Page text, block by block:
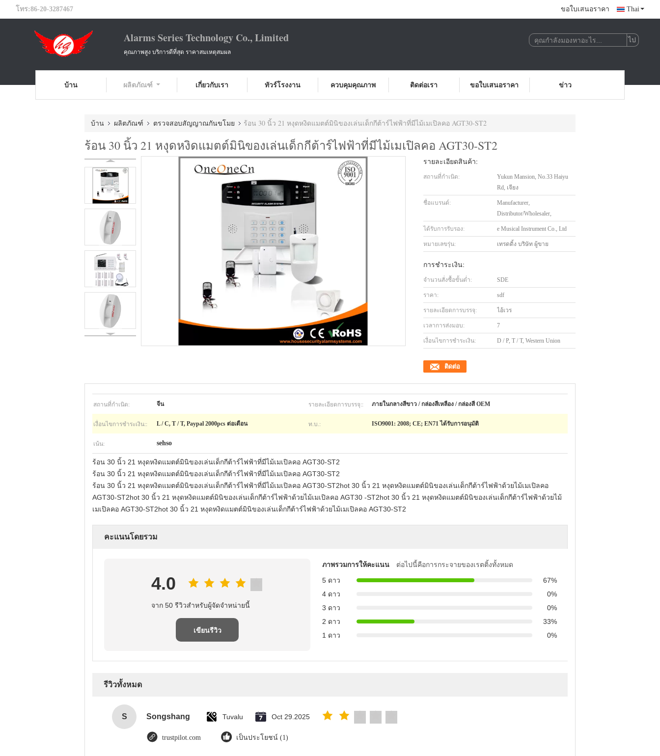
โทร:86-20-3287467 ขอใบเสนอราคา Thai
Alarms Series Technology Co., Limited
คุณภาพสูง บริการดีที่สุด ราคาสมเหตุสมผล
บ้าน ผลิตภัณฑ์ เกี่ยวกับเรา ทัวร์โรงงาน ควบคุมคุณภาพ ติดต่อเรา ขอใบเสนอราคา ข่าว
บ้าน ผลิตภัณฑ์ ตรวจสอบสัญญาณกันขโมย ร้อน 30 นิ้ว 21 หงุดหงิดแมตต์มินิของเล่นเด็กกีต้าร์ไฟฟ้าที่มีไม้เมเปิลคอ AGT30-ST2
ร้อน 30 นิ้ว 21 หงุดหงิดแมตต์มินิของเล่นเด็กกีต้าร์ไฟฟ้าที่มีไม้เมเปิลคอ AGT30-ST2
รายละเอียดสินค้า:
สถานที่กำเนิด:
Yukun Mansion, No.33 Haiyu
Rd, เจียง
ชื่อแบรนด์:
Manufacturer,
Distributor/Wholesaler,
ได้รับการรับรอง: e Musical Instrument Co., Ltd
หมายเลขรุ่น: เทรดดิ้ง บริษัท ผู้ขาย
การชำระเงิน:
จำนวนสั่งซื้อขั้นต่ำ: SDE
ราคา: sdf
รายละเอียดการบรรจุ: ไอ้เวร
เวลาการส่งมอบ: 7
เงื่อนไขการชำระเงิน: D / P, T / T, Western Union
ติดต่อ
สถานที่กำเนิด: จีน รายละเอียดการบรรจุ:: ภายในกลางสีขาว / กล่องสีเหลือง / กล่องสี OEM
เงื่อนไขการชำระเงิน:: L / C, T / T, Paypal 2000pcs ต่อเดือน ท.บ.: ISO9001: 2008; CE; EN71 ได้รับการอนุมัติ
เน้น: sehso
ร้อน 30 นิ้ว 21 หงุดหงิดแมตต์มินิของเล่นเด็กกีต้าร์ไฟฟ้าที่มีไม้เมเปิลคอ AGT30-ST2
ร้อน 30 นิ้ว 21 หงุดหงิดแมตต์มินิของเล่นเด็กกีต้าร์ไฟฟ้าที่มีไม้เมเปิลคอ AGT30-ST2
ร้อน 30 นิ้ว 21 หงุดหงิดแมตต์มินิของเล่นเด็กกีต้าร์ไฟฟ้าที่มีไม้เมเปิลคอ AGT30-ST2hot 30 นิ้ว 21 หงุดหงิดแมตต์มินิของเล่นเด็กกีต้าร์ไฟฟ้าด้วยไม้เมเปิลคอ
AGT30-ST2hot 30 นิ้ว 21 หงุดหงิดแมตต์มินิของเล่นเด็กกีต้าร์ไฟฟ้าด้วยไม้เมเปิลคอ AGT30 -ST2hot 30 นิ้ว 21 หงุดหงิดแมตต์มินิของเล่นเด็กกีต้าร์ไฟฟ้าด้วยไม้
เมเปิลคอ AGT30-ST2hot 30 นิ้ว 21 หงุดหงิดแมตต์มินิของเล่นเด็กกีต้าร์ไฟฟ้าด้วยไม้เมเปิลคอ AGT30-ST2
คะแนนโดยรวม
4.0
จาก 50 รีวิวสําหรับผู้จัดจําหน่ายนี้
เขียนรีวิว
ภาพรวมการให้คะแนน
ต่อไปนี้คือการกระจายของเรตติ้งทั้งหมด
5 ดาว
67%
4 ดาว
0%
3 ดาว
0%
2 ดาว
33%
1 ดาว
0%
รีวิวทั้งหมด
S Songshang Tuvalu Oct 29.2025
trustpilot.com เป็นประโยชน์ (1)